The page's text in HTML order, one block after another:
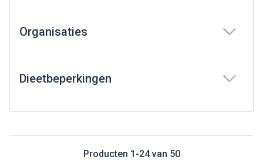
Organisaties
Dieetbeperkingen
Producten 1 -24van 50